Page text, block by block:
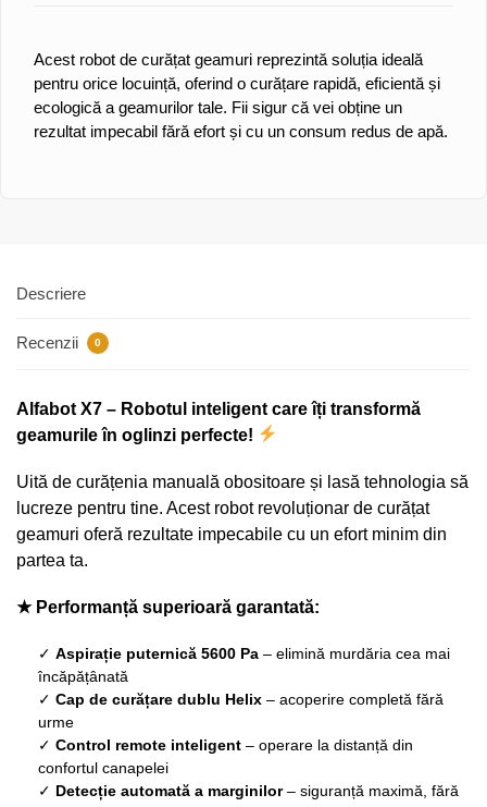
Acest robot de curățat geamuri reprezintă soluția ideală
pentru orice locuință, oferind o curățare rapidă, eficientă și
ecologică a geamurilor tale. Fii sigur că vei obține un
rezultat impecabil fără efort și cu un consum redus de apă.
Descriere
Recenzii 0
Alfabot X7 – Robotul inteligent care îți transformă
geamurile în oglinzi perfecte!
Uită de curățenia manuală obositoare și lasă tehnologia să
lucreze pentru tine. Acest robot revoluționar de curățat
geamuri oferă rezultate impecabile cu un efort minim din
partea ta.
★ Performanță superioară garantată:
✓ Aspirație puternică 5600 Pa – elimină murdăria cea mai
încăpățânată
✓ Cap de curățare dublu Helix – acoperire completă fără
urme
✓ Control remote inteligent – operare la distanță din
confortul canapelei
✓ Detecție automată a marginilor– siguranță maximă, fără